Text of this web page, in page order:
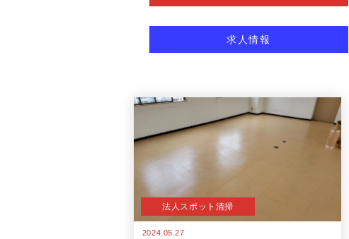
求人情報
法人スポット清掃
2024.05.27